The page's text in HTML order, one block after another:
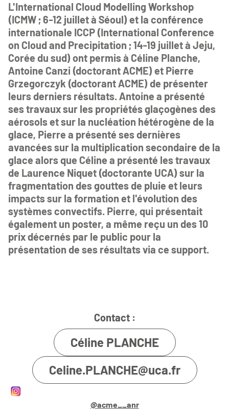
L'International Cloud Modelling Workshop
(ICMW ; 6-12 juillet à Séoul) et la conférence
internationale ICCP (International Conference
on Cloud and Precipitation ; 14-19 juillet à Jeju,
Corée du sud) ont permis à Céline Planche,
Antoine Canzi (doctorant ACME) et Pierre
Grzegorczyk (doctorant ACME) de présenter
leurs derniers résultats. Antoine a présenté
ses travaux sur les propriétés glaçogènes des
aérosols et sur la nucléation hétérogène de la
glace, Pierre a présenté ses dernières
avancées sur la multiplication secondaire de la
glace alors que Céline a présenté les travaux
de Laurence Niquet (doctorante UCA) sur la
fragmentation des gouttes de pluie et leurs
impacts sur la formation et l'évolution des
systèmes convectifs. Pierre, qui présentait
également un poster, a même reçu un des 10
prix décernés par le public pour la
présentation de ses résultats via ce support.
Contact :
Céline PLANCHE
Celine.PLANCHE@uca.fr
@acme__anr